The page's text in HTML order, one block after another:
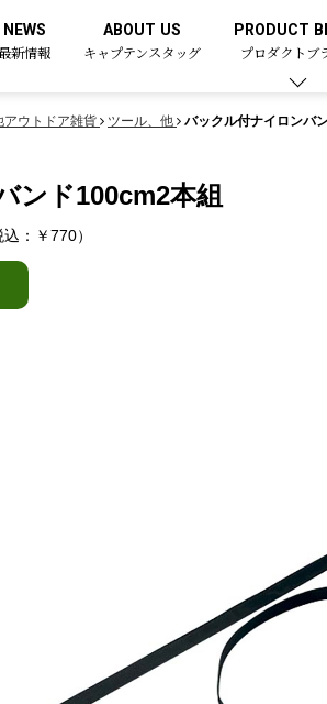
NEWS
新情報
ABOUT US
キャプテンスタッグ
PRODUCT
プロダクトブ
アウトドア雑貨 ツール、他 バックル付ナイロンバ
ンド100cm2本組
込：￥770）